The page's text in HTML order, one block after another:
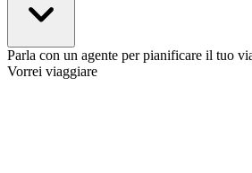
Parla con un agente per pianificare il tuo
Vorrei viaggiare